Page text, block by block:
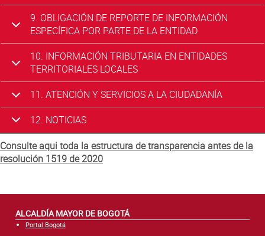
9. OBLIGACIÓN DE REPORTE DE INFORMACIÓN
ESPECÍFICA POR PARTE DE LA ENTIDAD
10. INFORMACIÓN TRIBUTARIA EN ENTIDADES
TERRITORIALES LOCALES
11. ATENCIÓN Y SERVICIOS A LA CIUDADANÍA
12. NOTICIAS
Consulte aqui toda la estructura de transparencia antes de la
resolución 1519 de 2020
ALCALDÍA MAYOR DE BOGOTÁ
Portal Bogotá